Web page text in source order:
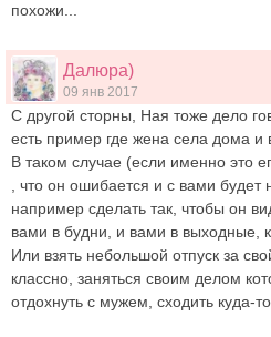
похожи...
Далюра)
09 янв 2017
С другой сторны, Ная тоже дело
есть пример где жена села дома и
В таком случае (если именно это
, что он ошибается и с вами будет
например сделать так, чтобы он
вами в будни, и вами в выходные,
Или взять небольшой отпуск за
классно, заняться своим делом
отдохнуть с мужем, сходить куда-